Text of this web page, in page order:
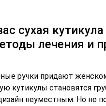
сухая
лечения и
ручки придают
кутикулы становятся
неуместным. Но не